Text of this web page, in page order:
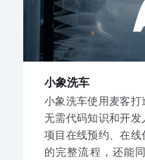
小象洗车
小象洗车使用麦客打
无需代码知识和开
项目在线预约、在
的完整流程，还能